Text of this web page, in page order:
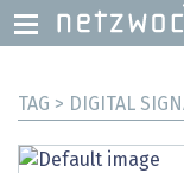
zum
TAG > DIGITAL